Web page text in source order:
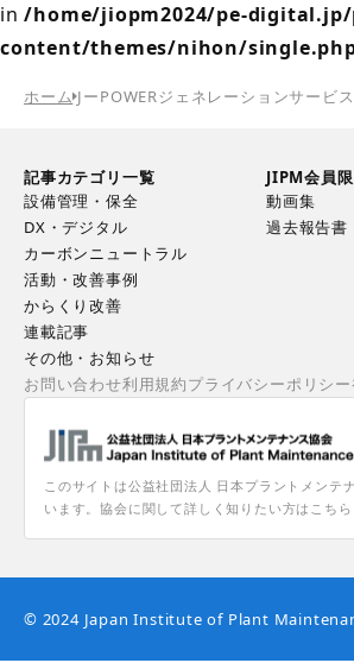
in/home/jiopm2024/pe-
content/themes/nihon/
ホーム JーPOWERジェネレーションサービ
このサイトは公益社団法人 日本プラントメンテ
います。協会に関して詳しく知りたい方はこちら
記事カテゴリ一覧
設備管理・保全
DX・デジタル
カーボンニュートラル
活動・改善事例
からくり改善
連載記事
その他・お知らせ
JIPM会員
動画集
過去報告書
お問い合わせ利用規約プライバシーポリシー
© 2024 Japan Institute of Plant